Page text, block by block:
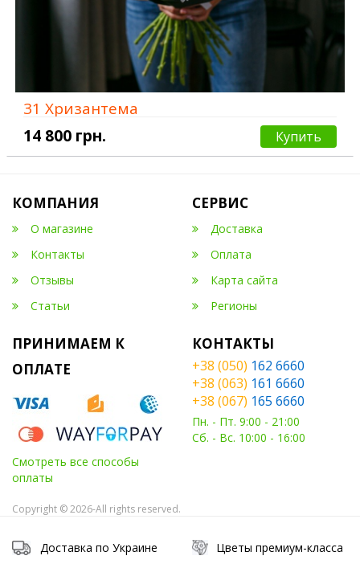
31 Хризантема
14 800 грн.
Купить
КОМПАНИЯ
О магазине
Контакты
Отзывы
Статьи
СЕРВИС
Доставка
Оплата
Карта сайта
Регионы
ПРИНИМАЕМ К
ОПЛАТЕ
Смотреть все способы
оплаты
КОНТАКТЫ
+38 (050) 162 6660
+38 (063) 161 6660
+38 (067) 165 6660
Пн. - Пт. 9:00 - 21:00
Сб. - Вс. 10:00 - 16:00
Copyright © 2026-All rights reserved.
Доставка по Украине Цветы премиум-класса